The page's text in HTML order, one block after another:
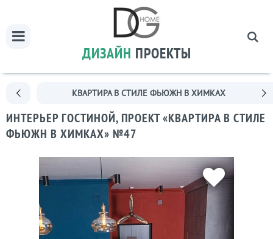
ДИЗАЙН ПРОЕКТЫ
КВАРТИРА В СТИЛЕ ФЬЮЖН В ХИМКАХ
ИНТЕРЬЕР ГОСТИНОЙ, ПРОЕКТ «КВАРТИРА В СТИЛЕ
ФЬЮЖН В ХИМКАХ» №47